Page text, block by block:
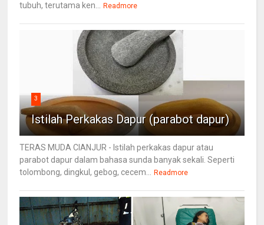
tubuh, terutama ken... Readmore
3
Istilah Perkakas Dapur (parabot dapur)
TERAS MUDA CIANJUR - Istilah perkakas dapur atau
parabot dapur dalam bahasa sunda banyak sekali. Seperti
tolombong, dingkul, gebog, cecem... Readmore